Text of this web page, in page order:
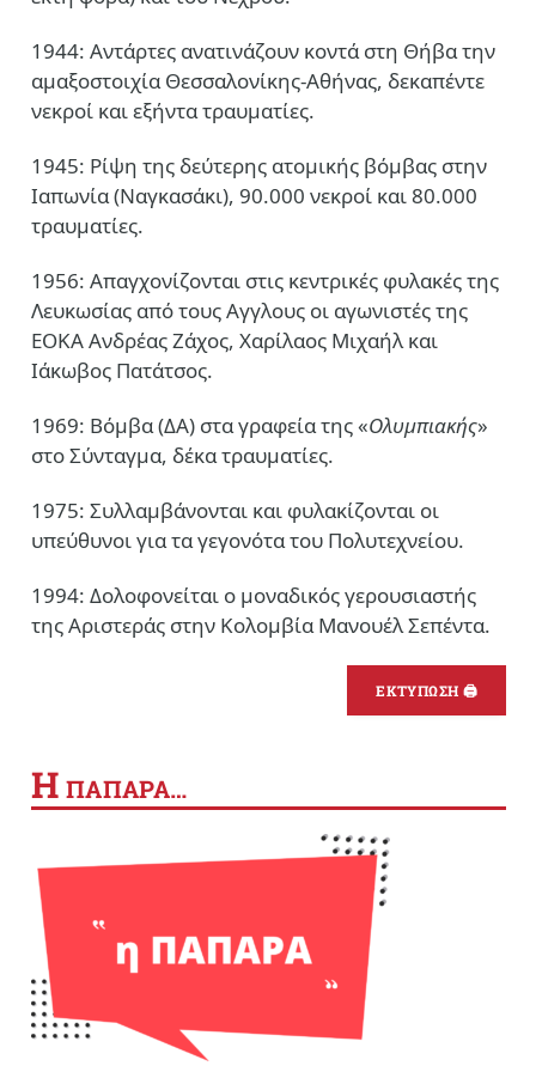
1944: Αντάρτες ανατινάζουν κοντά στη Θήβα την
αμαξοστοιχία Θεσσαλονίκης-Αθήνας, δεκαπέντε
νεκροί και εξήντα τραυματίες.
1945: Ρίψη της δεύτερης ατομικής βόμβας στην
Ιαπωνία (Ναγκασάκι), 90.000 νεκροί και 80.000
τραυματίες.
1956: Απαγχονίζονται στις κεντρικές φυλακές της
Λευκωσίας από τους Αγγλους οι αγωνιστές της
ΕΟΚΑ Ανδρέας Ζάχος, Χαρίλαος Μιχαήλ και
Ιάκωβος Πατάτσος.
1969: Βόμβα (ΔΑ) στα γραφεία της «Ολυμπιακής»
στο Σύνταγμα, δέκα τραυματίες.
1975: Συλλαμβάνονται και φυλακίζονται οι
υπεύθυνοι για τα γεγονότα του Πολυτεχνείου.
1994: Δολοφονείται ο μοναδικός γερουσιαστής
της Αριστεράς στην Κολομβία Μανουέλ Σεπέντα.
ΕΚΤΥΠΩΣΗ 🖨
Η ΠΑΠΑΡΑ…